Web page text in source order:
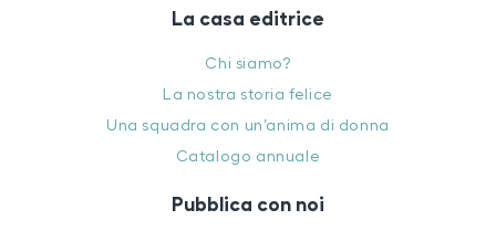
La casa editrice
Chi siamo?
La nostra storia felice
Una squadra con un’anima di donna
Catalogo annuale
Pubblica con noi